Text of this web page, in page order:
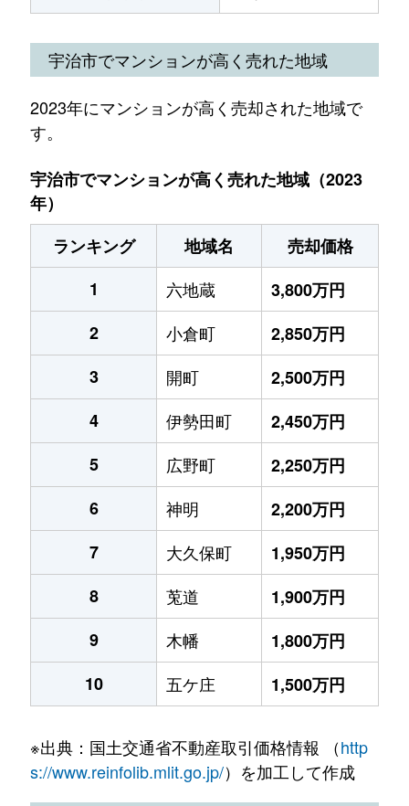
宇治市でマンションが高く売れた地域
2023年にマンションが高く売却された地域で
す。
宇治市でマンションが高く売れた地域（2023
年）
ランキング
地域名
売却価格
1
六地蔵
3,800万円
2
小倉町
2,850万円
3
開町
2,500万円
4
伊勢田町
2,450万円
5
広野町
2,250万円
6
神明
2,200万円
7
大久保町
1,950万円
8
莵道
1,900万円
9
木幡
1,800万円
10
五ケ庄 1,500万円
※出典：国土交通省不動産取引価格情報 （http
s://www.reinfolib.mlit.go.jp/）を加工して作成